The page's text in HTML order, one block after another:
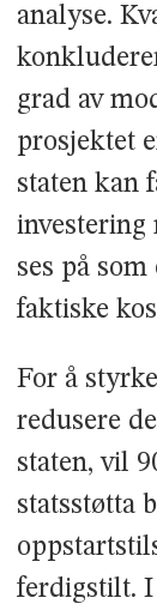
analyse.
grad av
prosjektet
staten kan
investering
ses på
faktiske
For å
redusere
staten, vil
statsstøtta
ferdigstilt.